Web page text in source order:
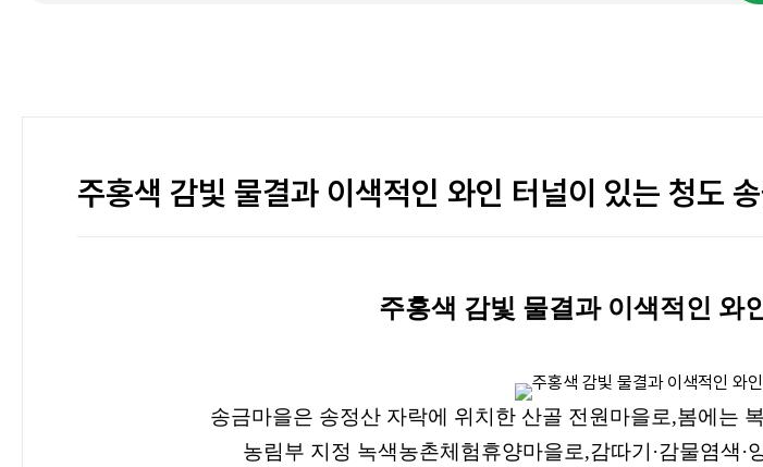
주홍색 감빛 물결과 이색적인 와인 터널이 있는 청도
주홍색 감빛 물결과 이색적인 와
송금마을은 송정산 자락에 위치한 산골 전원마을로,봄에는
농림부 지정 녹색농촌체험휴양마을로,감따기 ·감물염색·